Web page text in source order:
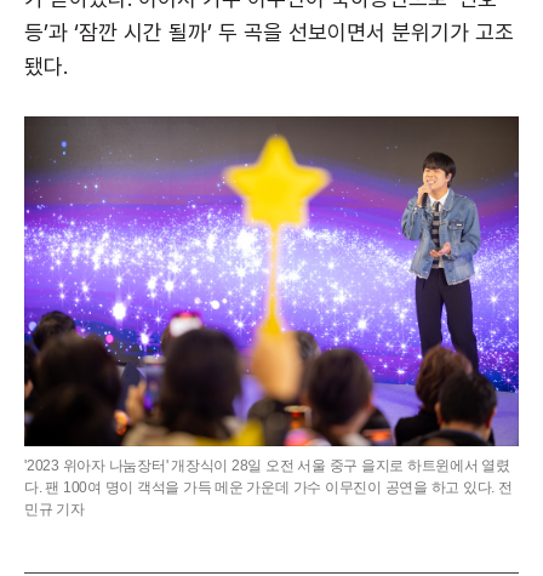
등’과 ‘잠깐 시간 될까’ 두 곡을 선보이면서 분위기가 고조
됐다.
'2023 위아자 나눔장터' 개장식이 28일 오전 서울 중구 을지로 하트윈에서 열렸
다. 팬 100여 명이 객석을 가득 메운 가운데 가수 이무진이 공연을 하고 있다. 전
민규 기자